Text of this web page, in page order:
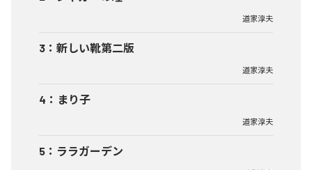
道家淳夫
3 ： 新しい靴第二版
道家淳夫
4 ： まり子
道家淳夫
5 ： ララガーデン